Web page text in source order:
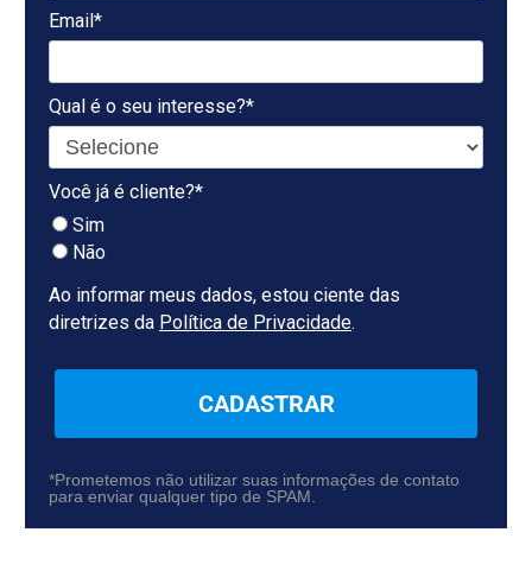
Email*
Qual é o seu interesse?*
Você já é cliente?*
Sim
Não
Ao informar meus dados, estou ciente das
diretrizes da Política de Privacidade.
CADASTRAR
*Prometemos não utilizar suas informações de contato
para enviar qualquer tipo de SPAM.